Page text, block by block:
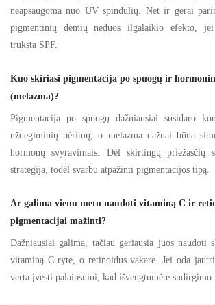
neapsaugoma nuo UV spindulių. Net ir gerai
pigmentinių dėmių neduos ilgalaikio efekto, jei
trūksta SPF.
Kuo skiriasi pigmentacija po spuogų ir
(melazma)?
Pigmentacija po spuogų dažniausiai susidaro
uždegiminių bėrimų, o melazma dažnai būna
hormonų svyravimais. Dėl skirtingų priežasčių
strategija, todėl svarbu atpažinti pigmentacijos tipą.
Ar galima vienu metu naudoti vitaminą C ir
pigmentacijai mažinti?
Dažniausiai galima, tačiau geriausia juos naudoti
vitaminą C ryte, o retinoidus vakare. Jei oda
verta įvesti palaipsniui, kad išvengtumėte sudirgimo.